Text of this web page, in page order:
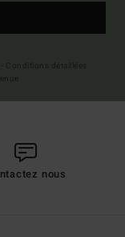
nous